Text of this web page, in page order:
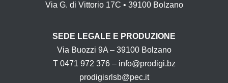
Via G. di Vittorio 17C • 39100 Bolzano
SEDE LEGALE E PRODUZIONE
Via Buozzi 9A – 39100 Bolzano
T 0471 972 376 – info@prodigi.bz
prodigisrlsb@pec.it